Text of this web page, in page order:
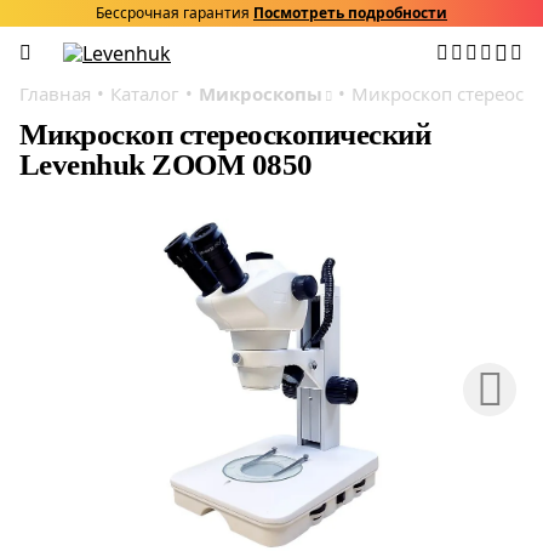
Бессрочная гарантия Посмотреть подробности
Главная Каталог Микроскопы Микроскоп
Микроскоп стереоскопический
Levenhuk ZOOM 0850